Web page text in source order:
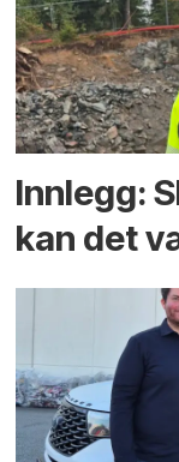
Innlegg:
kan det